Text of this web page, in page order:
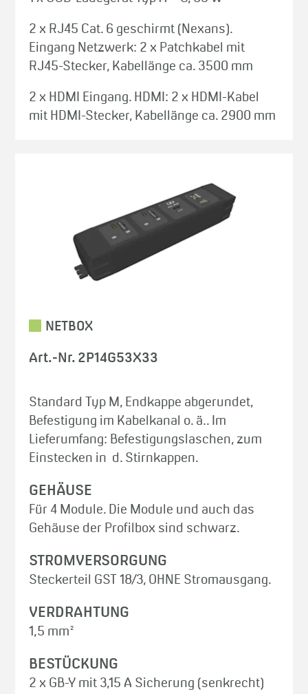
2 x RJ45 Cat. 6 geschirmt (Nexans).
Eingang Netzwerk: 2 x Patchkabel mit
RJ45-Stecker, Kabellänge ca. 3500 mm
2 x HDMI Eingang. HDMI: 2 x HDMI-Kabel
mit HDMI-Stecker, Kabellänge ca. 2900 mm
NETBOX
Art.-Nr. 2P14G53X33
Standard Typ M, Endkappe abgerundet,
Befestigung im Kabelkanal o. ä.. Im
Lieferumfang: Befestigungslaschen, zum
Einstecken in d. Stirnkappen.
GEHÄUSE
Für 4 Module. Die Module und auch das
Gehäuse der Profilbox sind schwarz.
STROMVERSORGUNG
Steckerteil GST 18/3, OHNE Stromausgang.
VERDRAHTUNG
1,5 mm²
BESTÜCKUNG
2 x GB-Y mit 3,15 A Sicherung (senkrecht)